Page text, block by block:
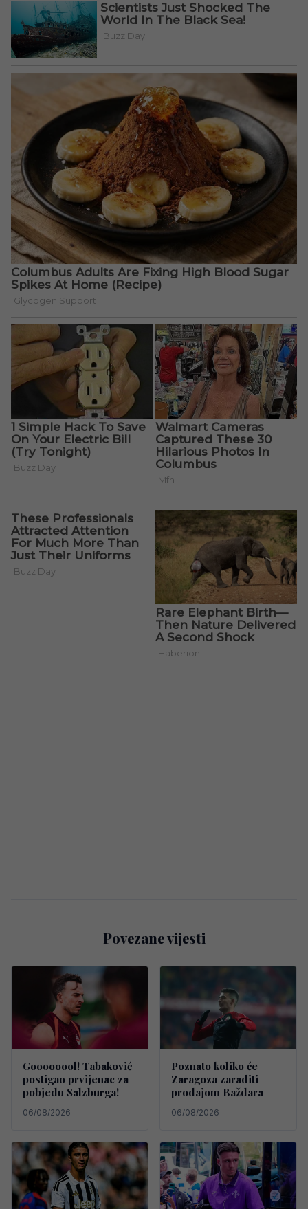
Povezane vijesti
Goooooool! Tabaković
postigao prvijenac za
pobjedu Salzburga!
06/08/2026
Poznato koliko će
Zaragoza zaraditi
prodajom Baždara
06/08/2026